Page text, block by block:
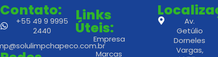
Contato:
+55 49 9 9995
2440
Links
Úteis:
Empresa
Marcas
Av.
Getúlio
Dorneles
Vargas,